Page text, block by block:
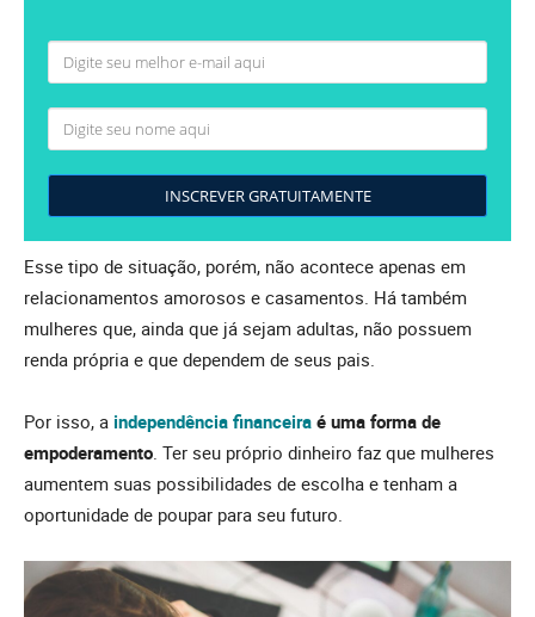
INSCREVER GRATUITAMENTE
Esse tipo de situação, porém, não acontece apenas em
relacionamentos amorosos e casamentos. Há também
mulheres que, ainda que já sejam adultas, não possuem
renda própria e que dependem de seus pais.
Por isso, a independência financeira é uma forma de
empoderamento. Ter seu próprio dinheiro faz que mulheres
aumentem suas possibilidades de escolha e tenham a
oportunidade de poupar para seu futuro.